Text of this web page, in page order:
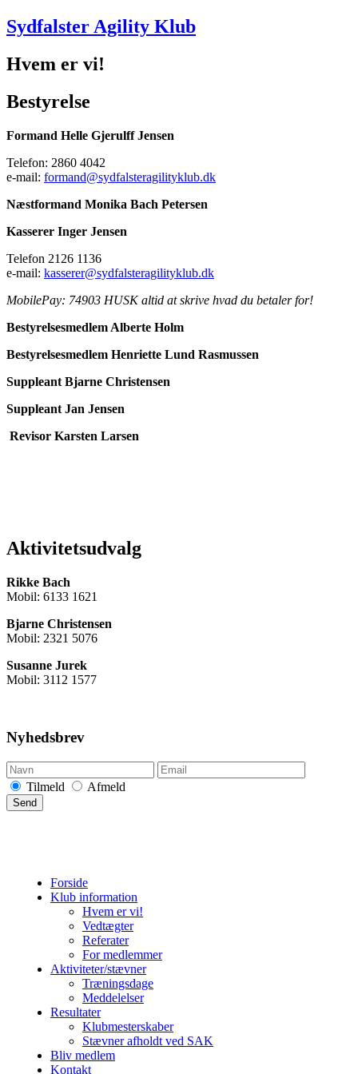
Sydfalster Agility Klub
Hvem er vi!
Bestyrelse
Formand Helle Gjerulff Jensen
Telefon: 2860 4042
e-mail: formand@sydfalsteragilityklub.dk
Næstformand Monika Bach Petersen
Kasserer Inger Jensen
Telefon 2126 1136
e-mail: kasserer@sydfalsteragilityklub.dk
MobilePay: 74903 HUSK altid at skrive hvad du betaler for!
Bestyrelsesmedlem Alberte Holm
Bestyrelsesmedlem Henriette Lund Rasmussen
Suppleant Bjarne Christensen
Suppleant Jan Jensen
Revisor Karsten Larsen
Aktivitetsudvalg
Rikke Bach
Mobil: 6133 1621
Bjarne Christensen
Mobil: 2321 5076
Susanne Jurek
Mobil: 3112 1577
Nyhedsbrev
Tilmeld Afmeld
Forside
Klub information
Hvem er vi!
Vedtægter
Referater
For medlemmer
Aktiviteter/stævner
Træningsdage
Meddelelser
Resultater
Klubmesterskaber
Stævner afholdt ved SAK
Bliv medlem
Kontakt